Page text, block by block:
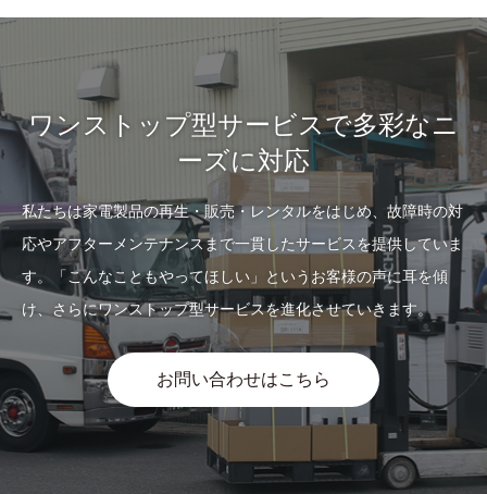
ワンストップ型サービスで多彩なニ
ーズに対応
私たちは家電製品の再生・販売・レンタルをはじめ、故障時の対
応やアフターメンテナンスまで一貫したサービスを提供していま
す。「こんなこともやってほしい」というお客様の声に耳を傾
け、さらにワンストップ型サービスを進化させていきます。
お問い合わせはこちら